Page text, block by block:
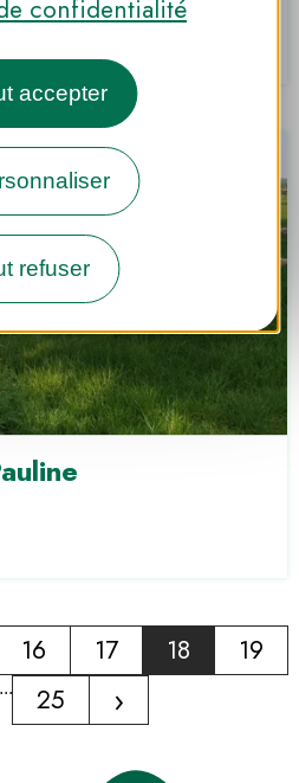
confidentialité
accepter
refuser
16 17 18
19
... 25 ›